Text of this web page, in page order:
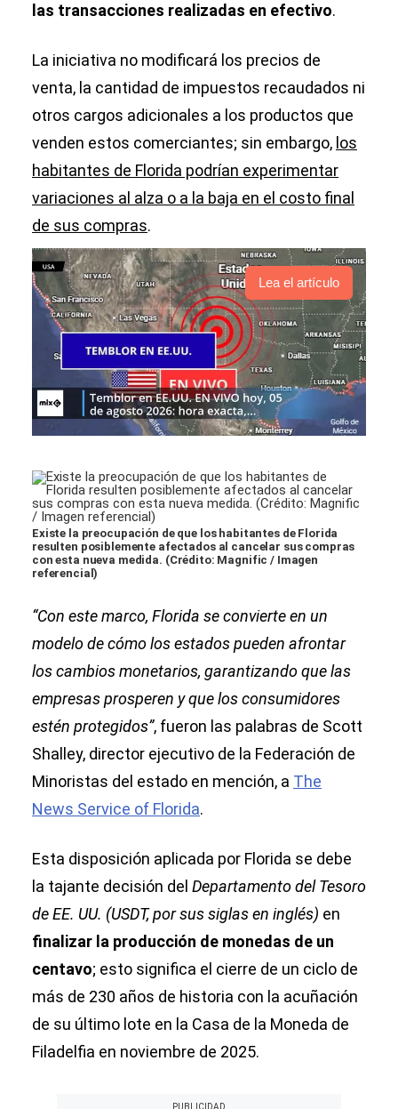
las transacciones realizadas en efectivo.
La iniciativa no modificará los precios de
venta, la cantidad de impuestos recaudados ni
otros cargos adicionales a los productos que
venden estos comerciantes; sin embargo, los
habitantes de Florida podrían experimentar
variaciones al alza o a la baja en el costo final
de sus compras.
Lea el artículo
Existe la preocupación de que los habitantes de Florida
resulten posiblemente afectados al cancelar sus compras
con esta nueva medida. (Crédito: Magnific / Imagen
referencial)
“Con este marco, Florida se convierte en un
modelo de cómo los estados pueden afrontar
los cambios monetarios, garantizando que las
empresas prosperen y que los consumidores
estén protegidos”, fueron las palabras de Scott
Shalley, director ejecutivo de la Federación de
Minoristas del estado en mención, a The
News Service of Florida.
Esta disposición aplicada por Florida se debe
la tajante decisión del Departamento del Tesoro
de EE. UU. (USDT, por sus siglas en inglés) en
finalizar la producción de monedas de un
centavo; esto significa el cierre de un ciclo de
más de 230 años de historia con la acuñación
de su último lote en la Casa de la Moneda de
Filadelfia en noviembre de 2025.